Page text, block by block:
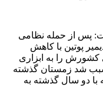
پس از حمله نظامی
در ماه فوریه ۲۰۲۲ ولادیمیر پوتین با کاهش
کشورش را به ابزاری
سبب شد زمستان گذشته
با دو سال گذشته به